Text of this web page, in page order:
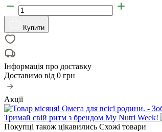
Купити
Інформація про доставку
Доставимо від 0 грн
Акції
Тримай свій ритм з брендом My Nutri Week!
Покупці також цікавились Схожі товари